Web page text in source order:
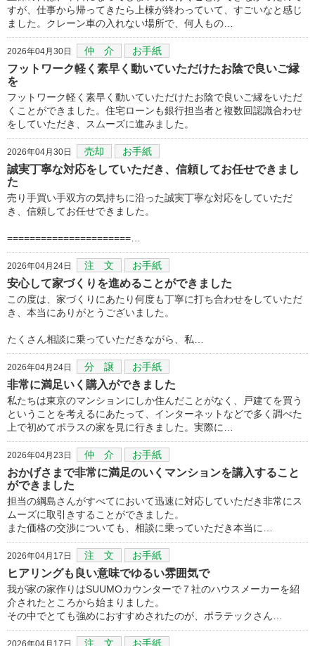
すが、仕事から帰ってきたら上棟が終わっていて、すごいなと感じ
ました。クレーン車の入れない場所で、何人もの…
2026年04月30日 仲 介 お手紙
フットワーク軽く素早く動いていただけたお陰で良いご縁
を
フットワーク軽く素早く動いていただけたお陰で良いご縁をいただ
くことができました。住宅ローンも銀行担当者と複数回認識合わせ
をしていただき、スムーズに進みました。
2026年04月30日 売却 お手紙
誠実丁寧な対応をしていただき、信頼してお任せできまし
た
売り手買い手双方の気持ちに沿った誠実丁寧な対応をしていただ
き、信頼してお任せできました。
======================…
2026年04月24日 注 文 お手紙
安心して家づくりを進めることができました
この度は、家づくりにあたり何度も丁寧に打ち合わせをしていただ
き、本当にありがとうございました。
たくさん相談に乗っていただきながら、私…
2026年04月24日 分 譲 お手紙
非常に満足いく購入ができました
私たちは東京のマンションにしか住んだことがなく、戸建てを買う
ということを考えるにあたって、インターネットなどで多く調べた
上で初めてポラスの家を見に行きました。実際に…
2026年04月23日 仲 介 お手紙
おかげさまで非常に満足のいくマンションを講入すること
ができました
担当の綱島さんがすべてにおいて迅速に対応していただき非常にス
ムーズに取引きすることができました。
また価格の交渉についても、相談に乗っていただき本当に…
2026年04月17日 注 文 お手紙
ヒアリングも良い意味でゆるい雰囲気で
我が家の家作りはSUUMOカウンターで７社のハウスメーカーを紹
介されたところから始まりました。
その中でとても強めにおすすめされたのが、ポラテックさん…
2026年04月17日 注 文 お手紙